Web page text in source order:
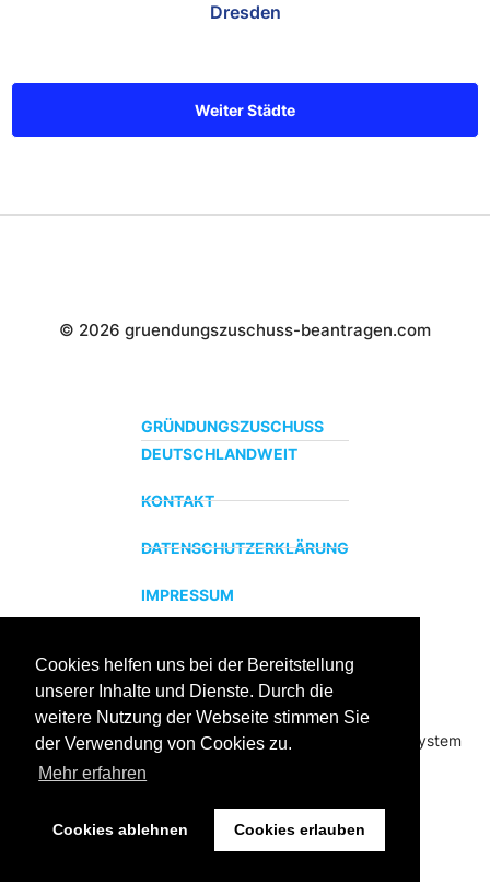
Cookies helfen uns bei der Bereitstellung
unserer Inhalte und Dienste. Durch die
weitere Nutzung der Webseite stimmen Sie
der Verwendung von Cookies zu.
Mehr erfahren
Cookies ablehnen Cookies erlauben
Dresden
Weiter Städte
© 2026 gruendungszuschuss-beantragen.com
GRÜNDUNGSZUSCHUSS
DEUTSCHLANDWEIT
KONTAKT
DATENSCHUTZERKLÄRUNG
IMPRESSUM
ZERTIFIZIERTER BILDUNGSTRÄGER
Profitieren sie jetzt von unserer über 15 jährigen
Praxiserfahrung und unserem erfolgreichen Coachingsystem